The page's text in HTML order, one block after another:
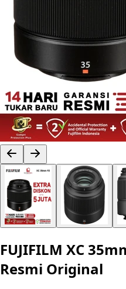
FUJIFILM XC
Resmi Original